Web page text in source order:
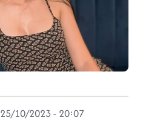
25/10/2023 - 20:07